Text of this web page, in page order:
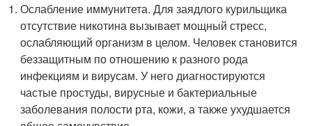
Ослабление иммунитета. Для заядлого курильщика
отсутствие никотина вызывает мощный стресс,
ослабляющий организм в целом. Человек становится
беззащитным по отношению к разного рода
инфекциям и вирусам. У него диагностируются
частые простуды, вирусные и бактериальные
заболевания полости рта, кожи, а также ухудшается